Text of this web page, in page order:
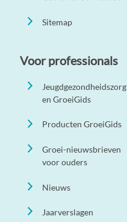
Sitemap
Voor professionals
Jeugdgezondheidszorg
en GroeiGids
Producten GroeiGids
Groei-nieuwsbrieven
voor ouders
Nieuws
Jaarverslagen